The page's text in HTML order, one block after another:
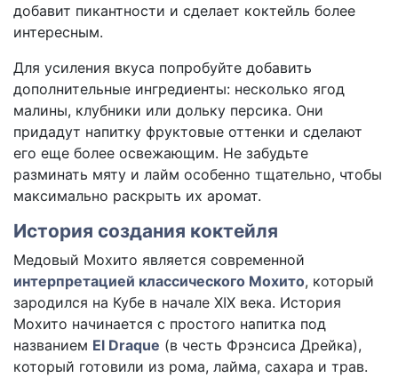
добавит пикантности и сделает коктейль более
интересным.
Для усиления вкуса попробуйте добавить
дополнительные ингредиенты: несколько ягод
малины, клубники или дольку персика. Они
придадут напитку фруктовые оттенки и сделают
его еще более освежающим. Не забудьте
разминать мяту и лайм особенно тщательно, чтобы
максимально раскрыть их аромат.
История создания коктейля
Медовый Мохито является современной
интерпретацией классического Мохито, который
зародился на Кубе в начале XIX века. История
Мохито начинается с простого напитка под
названием El Draque (в честь Фрэнсиса Дрейка),
который готовили из рома, лайма, сахара и трав.